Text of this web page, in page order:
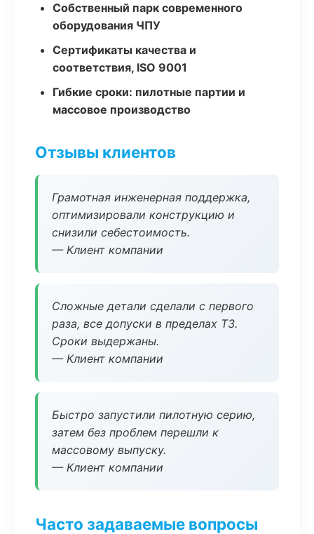
Собственный парк современного
оборудования ЧПУ
Сертификаты качества и
соответствия, ISO 9001
Гибкие сроки: пилотные партии и
массовое производство
Отзывы клиентов
Грамотная инженерная поддержка,
оптимизировали конструкцию и
снизили себестоимость.
— Клиент компании
Сложные детали сделали с первого
раза, все допуски в пределах ТЗ.
Сроки выдержаны.
— Клиент компании
Быстро запустили пилотную серию,
затем без проблем перешли к
массовому выпуску.
— Клиент компании
Часто задаваемые вопросы